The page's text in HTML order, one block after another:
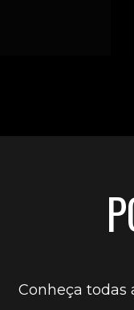
Conheça todas